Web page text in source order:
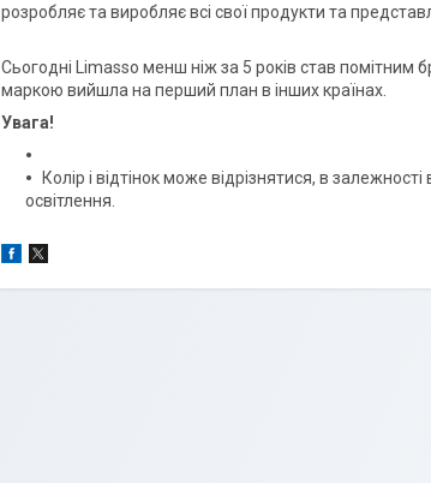
розробляє та виробляє всі свої продукти та
Сьогодні Limasso менш ніж за 5 років став помітним
маркою вийшла на перший план в інших країнах.
Увага!
Колір і відтінок може відрізнятися, в
освітлення.